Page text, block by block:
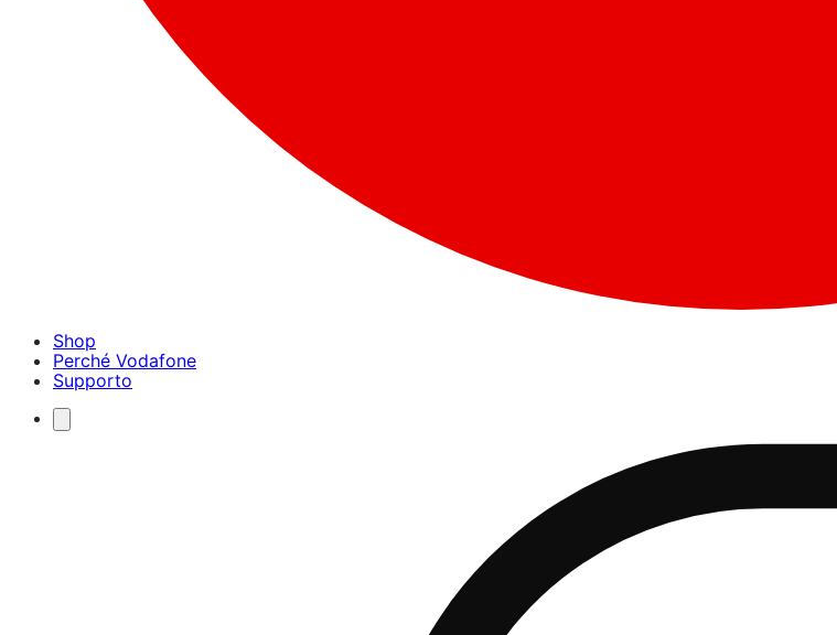
Shop
Perché Vodafone
Supporto